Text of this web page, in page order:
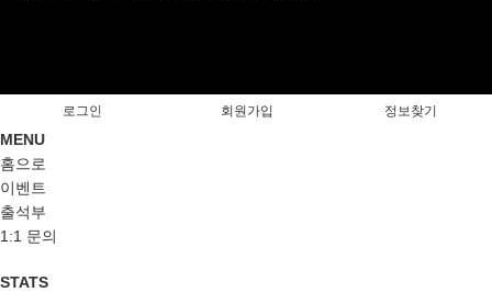
로그인 회원가입 정보찾기
MENU
홈으로
이벤트
출석부
1:1 문의
STATS